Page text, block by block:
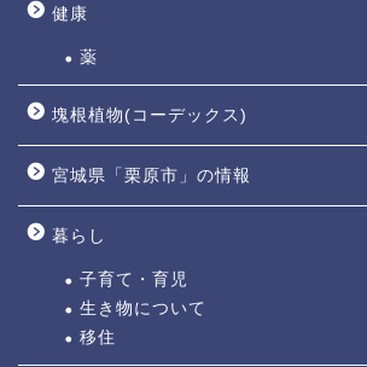
健康
薬
塊根植物(コーデックス)
宮城県「栗原市」の情報
暮らし
子育て・育児
生き物について
移住